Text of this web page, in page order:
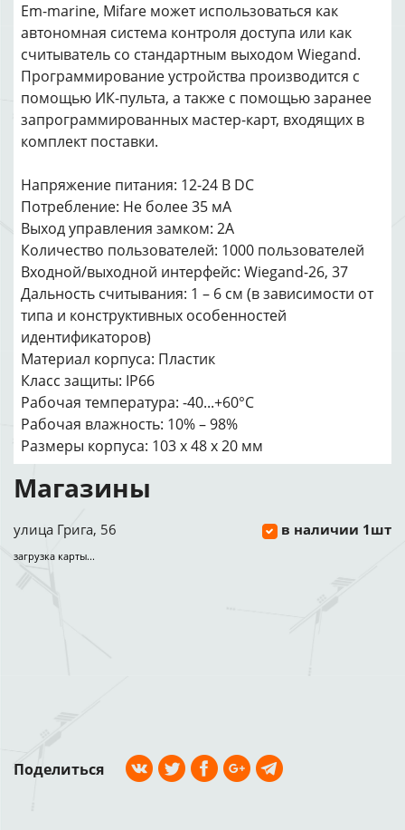
Em-marine, Mifare может использоваться как
автономная система контроля доступа или как
считыватель со стандартным выходом Wiegand.
Программирование устройства производится с
помощью ИК-пульта, а также с помощью заранее
запрограммированных мастер-карт, входящих в
комплект поставки.
Напряжение питания: 12-24 В DC
Потребление: Не более 35 мА
Выход управления замком: 2А
Количество пользователей: 1000 пользователей
Входной/выходной интерфейс: Wiegand-26, 37
Дальность считывания: 1 – 6 см (в зависимости от
типа и конструктивных особенностей
идентификаторов)
Материал корпуса: Пластик
Класс защиты: IP66
Рабочая температура: -40...+60°С
Рабочая влажность: 10% – 98%
Размеры корпуса: 103 х 48 х 20 мм
Магазины
улица Грига, 56 в наличии 1шт
загрузка карты...
Поделиться